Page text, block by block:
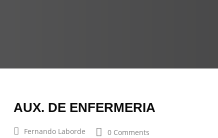
AUX. DE ENFERMERIA
Fernando Laborde 0 Comments